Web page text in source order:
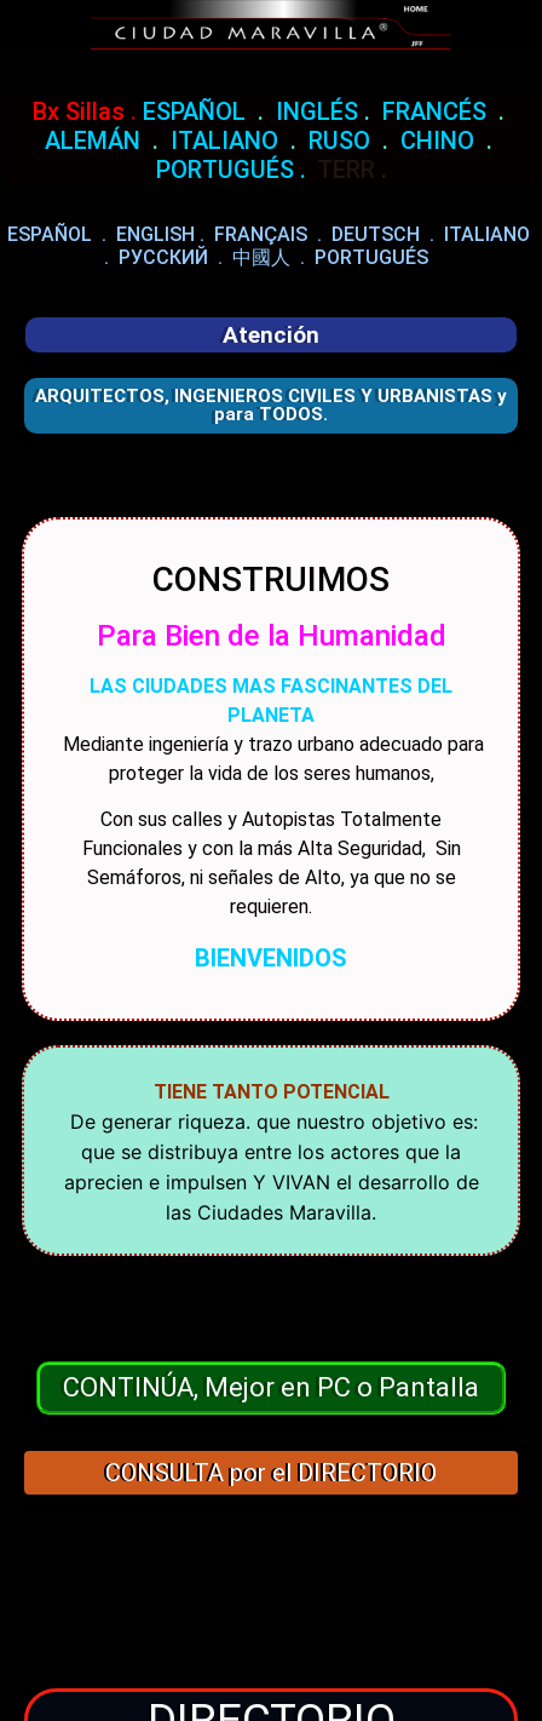
Bx Sillas . ESPAÑOL . INGLÉS. FRANCÉS.
ALEMÁN . ITALIANO . RUSO . CHINO .
PORTUGUÉS. TERR .
ESPAÑOL . ENGLISH . FRANÇAIS . DEUTSCH . ITALIANO
. РУССКИЙ . 中國人 . PORTUGUÉS
Atención
ARQUITECTOS, INGENIEROS CIVILES Y URBANISTAS y
para TODOS.
CONSTRUIMOS
Para Bien de la Humanidad
LAS CIUDADES MAS FASCINANTES DEL
PLANETA
Mediante ingeniería y trazo urbano adecuado para
proteger la vida de los seres humanos,
Con sus calles y Autopistas Totalmente
Funcionales y con la más Alta Seguridad, Sin
Semáforos, ni señales de Alto, ya que no se
requieren.
BIENVENIDOS
TIENE TANTO POTENCIAL
De generar riqueza. que nuestro objetivo es:
que se distribuya entre los actores que la
aprecien e impulsen Y VIVAN el desarrollo de
las Ciudades Maravilla.
CONTINÚA, Mejor en PC o Pantalla
CONSULTA por el DIRECTORIO